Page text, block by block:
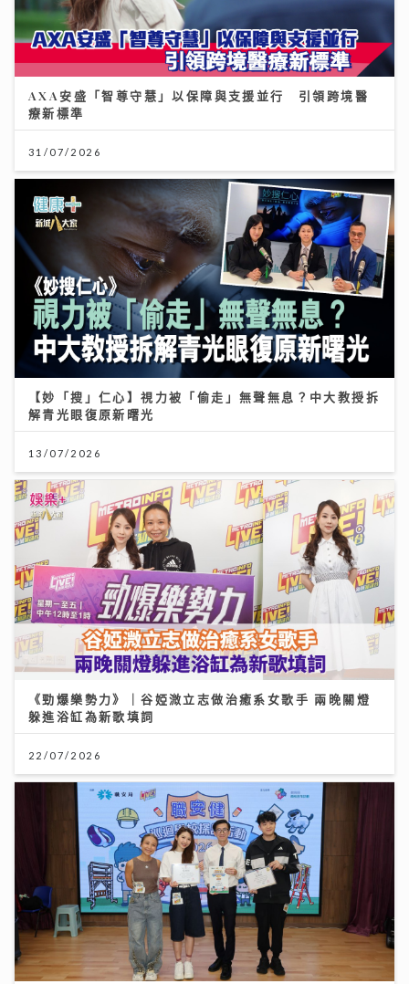
AXA安盛「智尊守慧」以保障與支援並行 引領跨境醫
療新標準
31/07/2026
【妙「搜」仁心】視力被「偷走」無聲無息？中大教授拆
解青光眼復原新曙光
13/07/2026
《勁爆樂勢力》｜谷婭溦立志做治癒系女歌手 兩晚關燈
躲進浴缸為新歌填詞
22/07/2026